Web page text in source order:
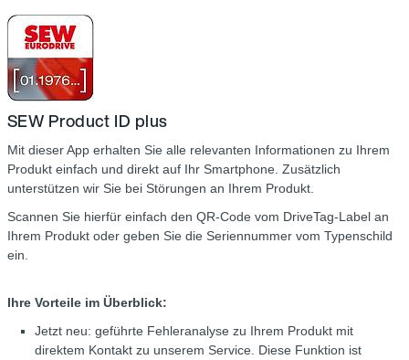
SEW Product ID plus
Mit dieser App erhalten Sie alle relevanten Informationen zu Ihrem
Produkt einfach und direkt auf Ihr Smartphone. Zusätzlich
unterstützen wir Sie bei Störungen an Ihrem Produkt.
Scannen Sie hierfür einfach den QR-Code vom DriveTag-Label an
Ihrem Produkt oder geben Sie die Seriennummer vom Typenschild
ein.
Ihre Vorteile im Überblick:
Jetzt neu: geführte Fehleranalyse zu Ihrem Produkt mit
direktem Kontakt zu unserem Service. Diese Funktion ist